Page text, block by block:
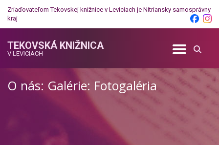
Zriaďovateľom Tekovskej knižnice v Leviciach je Nitriansky samosprávny
kraj
TEKOVSKÁ KNIŽNICA
V LEVICIACH
O nás: Galérie: Fotogaléria